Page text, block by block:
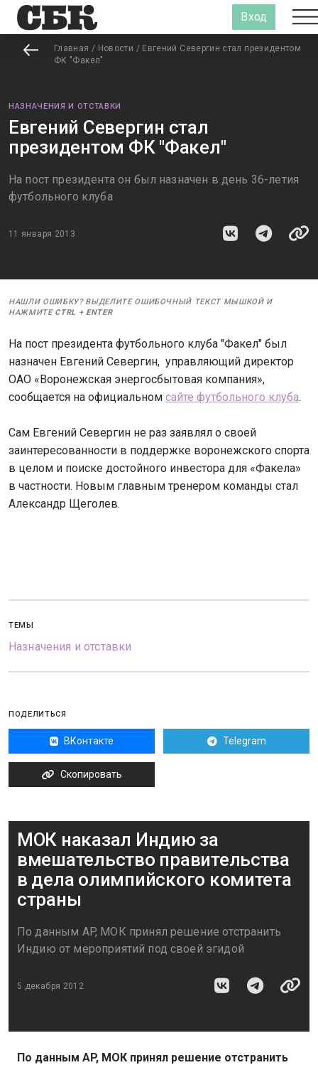
Вход
Главная / Новости / Евгений Севергин стал президентом
ФК "Факел"
НАЗНАЧЕНИЯ И ОТСТАВКИ
Евгений Севергин стал
президентом ФК "Факел"
На пост президента он был назначен в день 36-летия
футбольного клуба
11 января 2013
НАШЛИ ОШИБКУ? ВЫДЕЛИТЕ ОШИБОЧНЫЙ ТЕКСТ МЫШКОЙ И
НАЖМИТЕ CTRL + ENTER
На пост президента футбольного клуба "Факел" был
назначен Евгений Севергин, управляющий директор
ОАО «Воронежская энергосбытовая компания»,
сообщается на официальном сайте футбольного клуба.
Сам Евгений Севергин не раз заявлял о своей
заинтересованности в поддержке воронежского спорта
в целом и поиске достойного инвестора для «Факела»
в частности. Новым главным тренером команды стал
Александр Щеголев.
ТЕМЫ
Назначения и отставки
ПОДЕЛИТЬСЯ
ВКонтакте Telegram
Скопировать
МОК наказал Индию за
вмешательство правительства
в дела олимпийского комитета
страны
По данным AP, МОК принял решение отстранить
Индию от мероприятий под своей эгидой
5 декабря 2012
По данным AP, МОК принял решение отстранить